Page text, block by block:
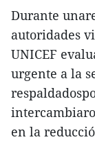
Durante
autoridades
UNICEF
urgente a la
en la